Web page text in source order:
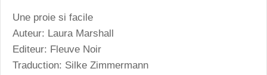
Une proie si facile
Auteur: Laura Marshall
Editeur: Fleuve Noir
Traduction: Silke Zimmermann